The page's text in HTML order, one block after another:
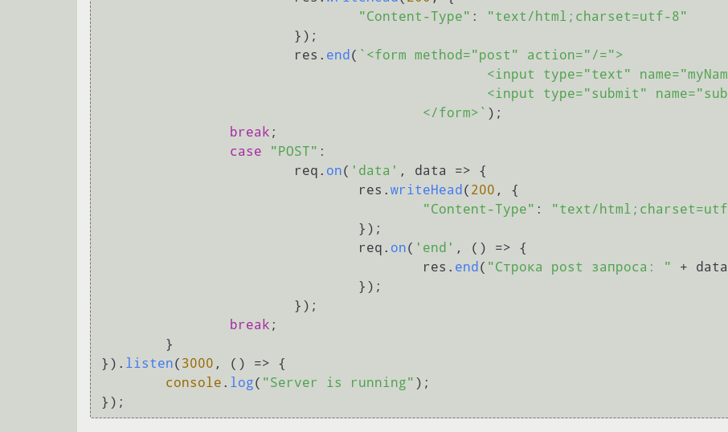
"Content-Type" :
"text/html;charset=utf-8"
			res.
end ( `<form method="post" action="/=">
					</form>`
);
break ;
case
"POST" :
			req.
on( 'data' , data => {
				res.
writeHead ( 200 , {
"Content-Type" :
"text/
				req.
on( 'end' , () => {
					res.
end ( "Строка post запроса: " +
break ;
}). listen( 3000 , () => {
console . log( "Server is running" );